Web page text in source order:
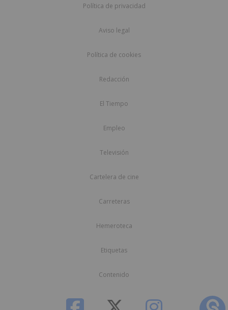
Política de privacidad
Aviso legal
Política de cookies
Redacción
El Tiempo
Empleo
Televisión
Cartelera de cine
Carreteras
Hemeroteca
Etiquetas
Contenido